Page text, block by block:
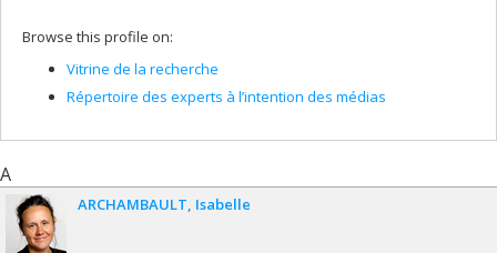
Browse this profile on:
Vitrine de la recherche
Répertoire des experts à l’intention des médias
A
ARCHAMBAULT Isabelle